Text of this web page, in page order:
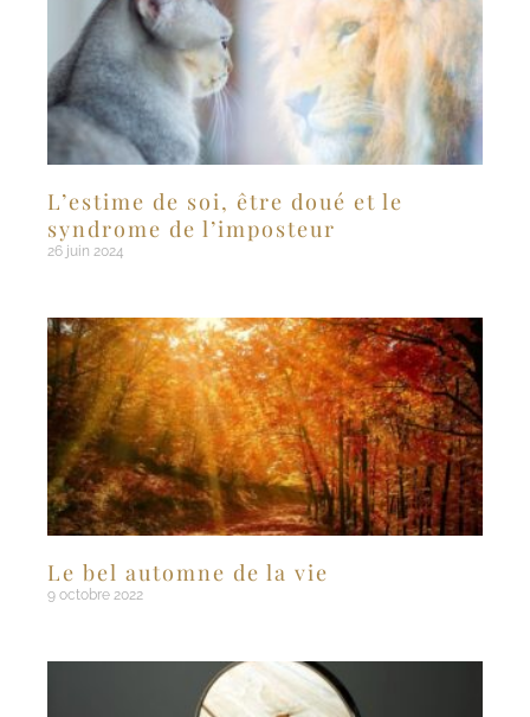
L’estime de soi, être doué et le
syndrome de l’imposteur
26 juin 2024
Le bel automne de la vie
9 octobre 2022